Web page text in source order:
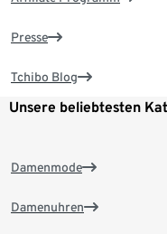
Presse
Tchibo Blog
Unsere beliebtesten
Damenmode
Damenuhren